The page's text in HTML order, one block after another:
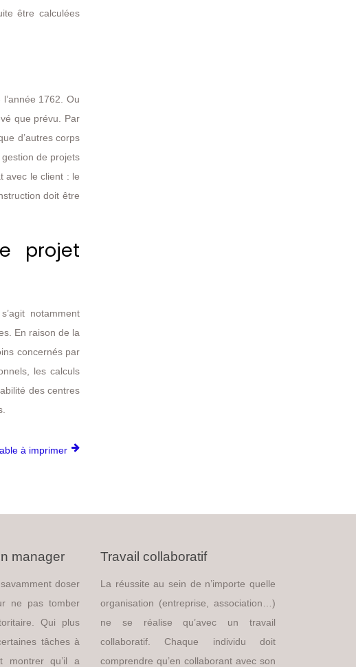
être calculées
1762. Ou
que prévu. Par
d’autres corps
de projets
avec le client : le
doit être
projet
notamment
En raison de la
concernés par
les calculs
des centres
à imprimer
manager
doser
ne pas tomber
Qui plus
tâches à
montrer qu’il a
Travail collaboratif
La réussite au sein de n’importe quelle
organisation (entreprise, association…)
ne se réalise qu’avec un travail
collaboratif. Chaque individu doit
comprendre qu’en collaborant avec son